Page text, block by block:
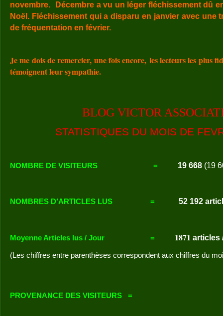
novembre.
Décembre a vu un léger fléchissement dû
Noël. Fléchissement qui a disparu en janvier avec une
de fréquentation en février.
Je me dois de remercier, une fois encore, les lecteurs les plus
témoignent leur sympathie.
BLOG VICTOR
STATISTIQUES DU MOIS DE
NOMBRE DE VISITEURS = 19 668 (19
NOMBRES D’ARTICLES LUS = 52 192
Moyenne Articles lus / Jour = 1871 articles
(Les chiffres entre parenthèses correspondent aux chiffres du
PROVENANCE DES VISITEURS =